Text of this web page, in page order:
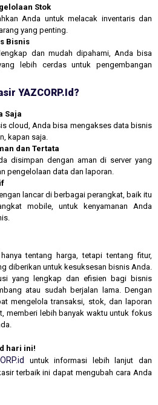
Stok
Anda untuk melacak inventaris dan
yang penting.
Bisnis
dan mudah dipahami, Anda bisa
lebih cerdas untuk pengembangan
YAZCORP.id?
Saja
cloud, Anda bisa mengakses data bisnis
kapan saja.
dan Tertata
disimpan dengan aman di server yang
pengelolaan data dan laporan.
lancar di berbagai perangkat, baik itu
mobile, untuk kenyamanan Anda
tentang harga, tetapi tentang fitur,
diberikan untuk kesuksesan bisnis Anda.
yang lengkap dan efisien bagi bisnis
atau sudah berjalan lama. Dengan
mengelola transaksi, stok, dan laporan
memberi lebih banyak waktu untuk fokus
hari ini!
untuk informasi lebih lanjut dan
terbaik ini dapat mengubah cara Anda